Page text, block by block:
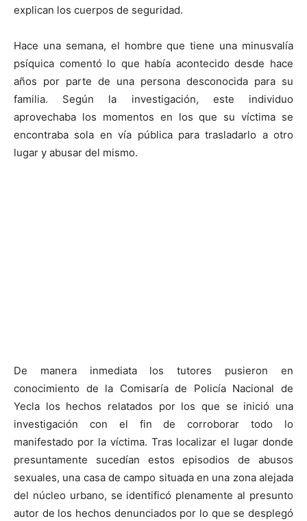
explican los cuerpos de seguridad.
Hace una semana, el hombre que tiene una minusvalía
psíquica comentó lo que había acontecido desde hace
años por parte de una persona desconocida para su
familia. Según la investigación, este individuo
aprovechaba los momentos en los que su víctima se
encontraba sola en vía pública para trasladarlo a otro
lugar y abusar del mismo.
De manera inmediata los tutores pusieron en
conocimiento de la Comisaría de Policía Nacional de
Yecla los hechos relatados por los que se inició una
investigación con el fin de corroborar todo lo
manifestado por la víctima. Tras localizar el lugar donde
presuntamente sucedían estos episodios de abusos
sexuales, una casa de campo situada en una zona alejada
del núcleo urbano, se identificó plenamente al presunto
autor de los hechos denunciados por lo que se desplegó